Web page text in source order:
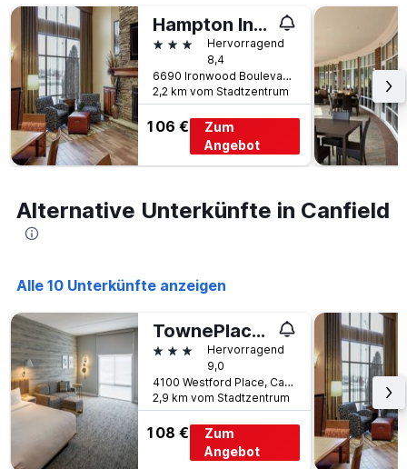
Tage
vor
dem
Aufenthalt
anzeigt
Das
Diagramm
hat
1
Y-
die
den
durchschnittlichen
Hampton Inn & Suites Youngstown-Canfield
3 SterneHervorragend
8,4
6690 Ironwood Boulevard, Canfield, OH, USA
2,2 km vom Stadtzentrum
106 €
Zum
Angebot
Alternative Unterkünfte in Canfield
Alle 10 Unterkünfte anzeigen
TownePlace Suites by Marriott Canfield
3 SterneHervorragend
9,0
4100 Westford Place, Canfield, OH, USA
2,9 km vom Stadtzentrum
108 €
Zum
Angebot